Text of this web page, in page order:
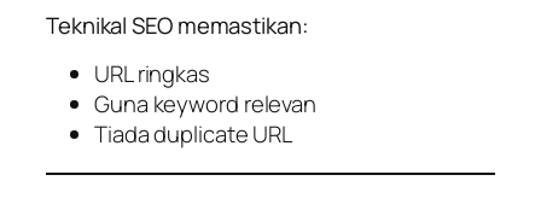
Teknikal SEO memastikan:
URL ringkas
Guna keyword relevan
Tiada duplicate URL